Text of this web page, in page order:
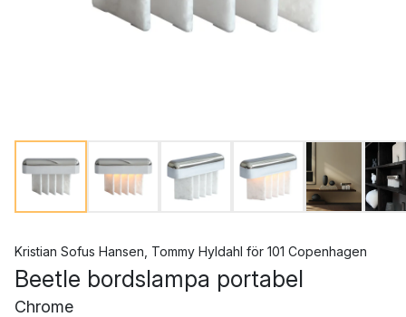
Kristian Sofus Hansen Tommy Hyldahl för 101 Copenhagen
Beetle bordslampa portabel
Chrome